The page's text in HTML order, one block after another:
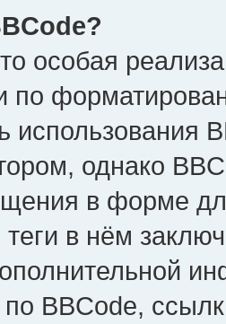
особая
по
использования
однако
в форме
в нём
по BBCode,